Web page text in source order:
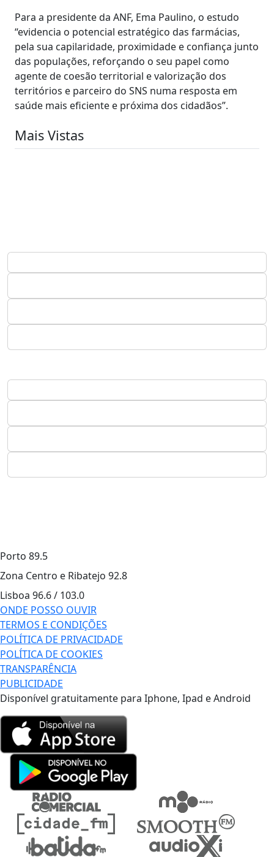
Para a presidente da ANF, Ema Paulino, o estudo
“evidencia o potencial estratégico das farmácias,
pela sua capilaridade, proximidade e confiança junto
das populações, reforçando o seu papel como
agente de coesão territorial e valorização dos
territórios e parceiro do SNS numa resposta em
saúde mais eficiente e próxima dos cidadãos”.
Mais Vistas
Porto 89.5
Zona Centro e Ribatejo 92.8
Lisboa 96.6 / 103.0
ONDE POSSO OUVIR
TERMOS E CONDIÇÕES
POLÍTICA DE PRIVACIDADE
POLÍTICA DE COOKIES
TRANSPARÊNCIA
PUBLICIDADE
Disponível gratuitamente para Iphone, Ipad e Android